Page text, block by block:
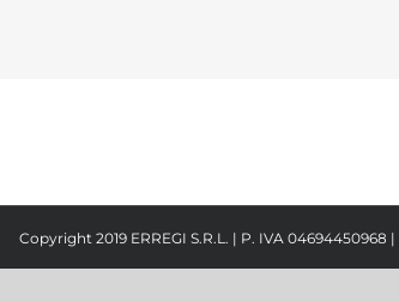
Copyright 2019 ERREGI S.R.L. | P. IVA 04694450968 |